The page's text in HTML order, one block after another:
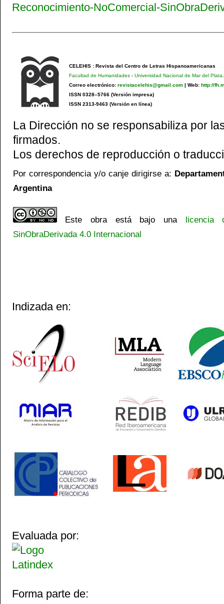
Reconocimiento-NoComercial-
CELEHIS : Revista del Centro de Letras Hispanoamericanas
Facultad de Humanidades- Universidad Nacional de Mar del Plata
Correo electrónico: revistacelehis@gmail.com| Web: http://
ISSN 0328–5766 (Versión impresa)
ISSN 2313-9463 (Versión en línea)
La Dirección no se responsabiliza por
firmados.
Los derechos de reproducción o
Por correspondencia y/o canje dirigirse a:
Argentina
Este obra está bajo una licencia
SinObraDerivada 4.0 Internacional
Indizada en:
Evaluada por:
Forma parte de: